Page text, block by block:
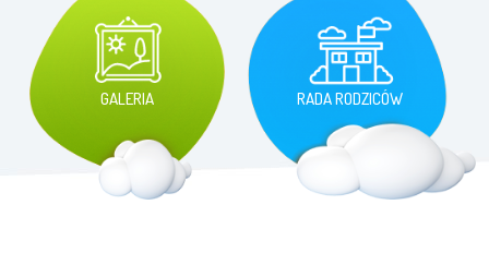
GALERIA RADA RODZICÓW